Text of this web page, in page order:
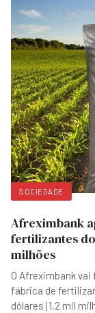
SOCIEDADE
Afreximbank apoia construção de fábrica de
fertilizantes
milhões
O Afreximbank
fábrica de
dólares (1,2 mil